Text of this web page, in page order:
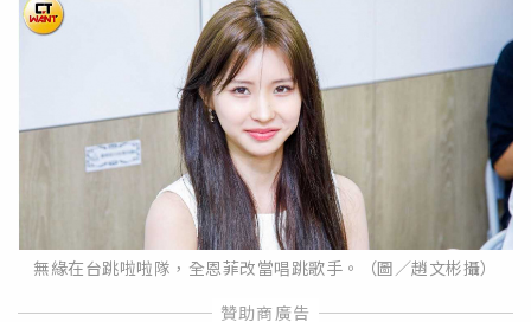
無緣在台跳啦啦隊，全恩菲改當唱跳歌手。（圖／趙文彬攝）